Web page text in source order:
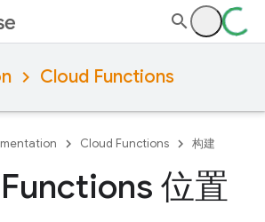
Cloud Functions
Cloud Functions 构建
位置